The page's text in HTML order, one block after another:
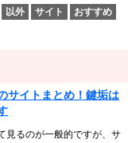
以外 サイト おすすめ
サイトまとめ！鍵垢は
見るのが一般的ですが、サ